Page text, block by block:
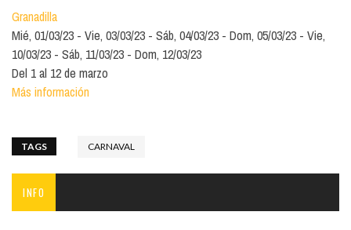
Granadilla
Mié, 01/03/23
Vie, 03/03/23 Sáb, 04/03/23 Dom, 05/03/23
Vie,
10/03/23
Sáb, 11/03/23
Dom, 12/03/23
Del 1 al 12 de marzo
Más información
TAGS CARNAVAL
INFO